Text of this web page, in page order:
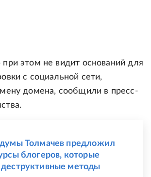
при этом не видит оснований для
с социальной сети,
домена, сообщили в пресс-
Толмачев предложил
блогеров, которые
методы